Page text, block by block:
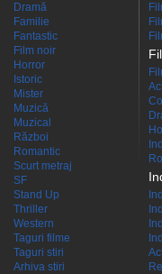
Dramă
Familie
Fantastic
Film noir
Horror
Istoric
Mister
Muzică
Muzical
Război
Romantic
Scurt metraj
SF
Stand Up
Thriller
Western
Taguri filme
Taguri stiri
Arhiva stiri